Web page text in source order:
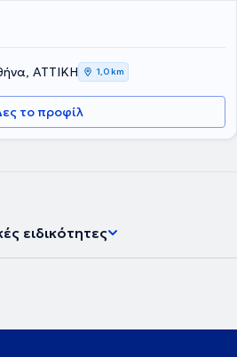
ΑΤΤΙΚΗ 1,0 km
το προφίλ
ειδικότητες